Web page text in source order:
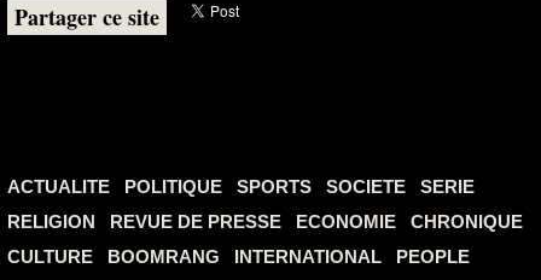
Partager ce site
ACTUALITE POLITIQUE SPORTS SOCIETE
SERIE
RELIGION
REVUE DE PRESSE ECONOMIE
CHRONIQUE
CULTURE
BOOMRANG INTERNATIONAL
PEOPLE